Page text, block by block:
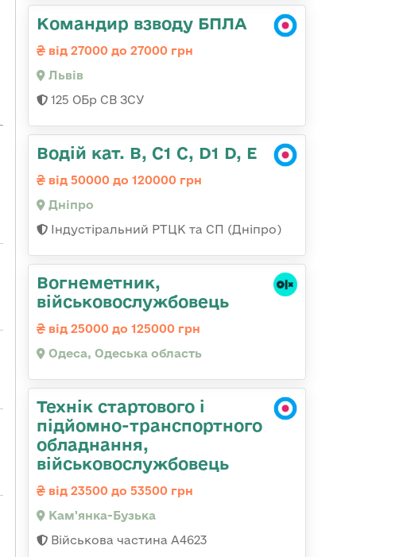
Командир взводу БПЛА
від 27000 до 27000 грн
Львів
125 ОБр СВ ЗСУ
Водій кат. В, С1 С, D1 D, E
від 50000 до 120000 грн
Дніпро
Індустіральний РТЦК та СП (Дніпро)
Вогнеметник,
військовослужбовець
від 25000 до 125000 грн
Одеса, Одеська область
Технік стартового і
підйомно-транспортного
обладнання,
військовослужбовець
від 23500 до 53500 грн
Кам'янка-Бузька
Військова частина А4623